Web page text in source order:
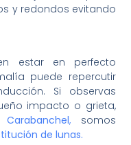
y redondos evitando
estar en perfecto
puede repercutir
Si observas
impacto o grieta,
,somos
de lunas.